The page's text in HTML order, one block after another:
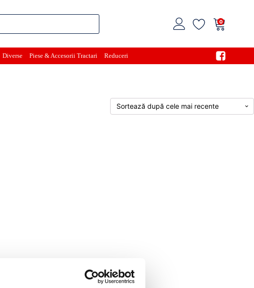
0
Diverse Piese & Accesorii Tractari Reduceri